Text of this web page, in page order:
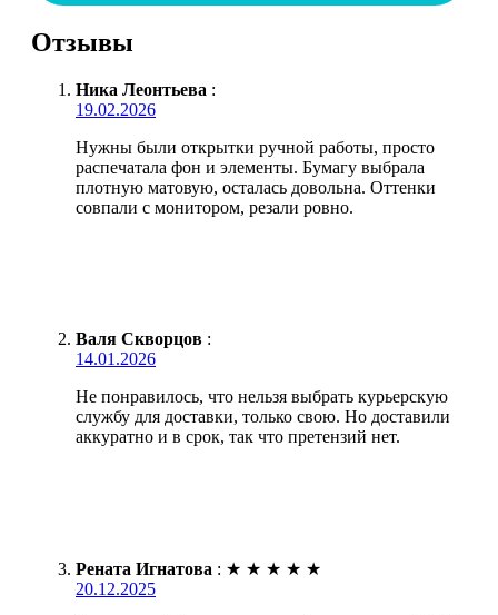
Отзывы
Ника Леонтьева :
19.02.2026
Нужны были открытки ручной работы, просто
распечатала фон и элементы. Бумагу выбрала
плотную матовую, осталась довольна. Оттенки
совпали с монитором, резали ровно.
Валя Скворцов :
14.01.2026
Не понравилось, что нельзя выбрать курьерскую
службу для доставки, только свою. Но доставили
аккуратно и в срок, так что претензий нет.
Рената Игнатова : ★ ★ ★ ★ ★
20.12.2025